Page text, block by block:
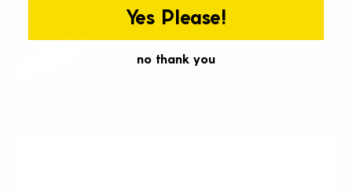
Yes Please!
no thank you